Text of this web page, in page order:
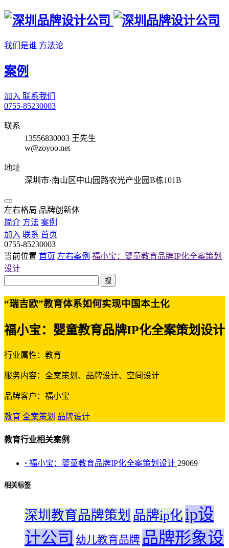
我们是谁 方法论
案例
加入 联系我们
0755-85230003
联系
13556830003 王先生
w@zoyoo.net
地址
深圳市·南山区中山园路农光产业园B栋101B
左右格局 品牌创新体
简介 方法 案例
加入 联系 首页
0755-85230003
当前位置 首页 左右案例 福小宝：婴童教育品牌IP化全案策划
设计
搜
“瑞吉欧”教育体系如何实现中国本土化
福小宝：婴童教育品牌IP化全案策划设计
行业属性：教育
服务内容：全案策划、品牌设计、空间设计
品牌客户：福小宝
教育 全案策划 品牌设计
教育行业相关案例
· 福小宝：婴童教育品牌IP化全案策划设计 29069
相关标签
深圳教育品牌策划 品牌ip化 ip设
计公司 幼儿教育品牌 品牌形象设